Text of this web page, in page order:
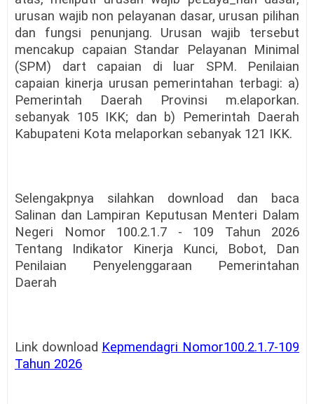
urusan wajib non pelayanan dasar, urusan pilihan
dan fungsi penunjang. Urusan wajib tersebut
mencakup capaian Standar Pelayanan Minimal
(SPM) dart capaian di luar SPM. Penilaian
capaian kinerja urusan pemerintahan terbagi: a)
Pemerintah Daerah Provinsi m.elaporkan.
sebanyak 105 IKK; dan b) Pemerintah Daerah
Kabupateni Kota melaporkan sebanyak 121 IKK.
Selengakpnya silahkan download dan baca
Salinan dan Lampiran Keputusan Menteri Dalam
Negeri Nomor 100.2.1.7 - 109 Tahun 2026
Tentang Indikator Kinerja Kunci, Bobot, Dan
Penilaian Penyelenggaraan Pemerintahan
Daerah
Link download Kepmendagri Nomor100.2.1.7-109
Tahun 2026